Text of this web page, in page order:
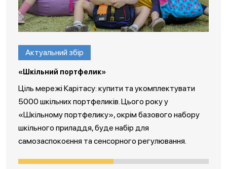
Актуальний збір
«Шкільний портфелик»
Ціль мережі Карітасу: купити та укомплектувати
5000 шкільних портфеликів. Цього року у
«Шкільному портфелику», окрім базового набору
шкільного приладдя, буде набір для
самозаспокоєння та сенсорного регулювання.